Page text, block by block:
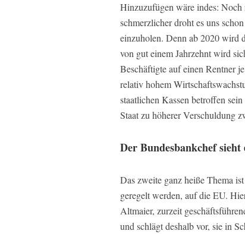
Hinzuzufügen wäre indes:
schmerzlicher droht es uns
einzuholen. Denn ab 2020 wird
von gut einem Jahrzehnt wird
Beschäftigte auf einen Rentner
relativ hohem
staatlichen Kassen betroffen
Staat zu höherer Verschuldung
Der Bundesbankchef
Das zweite ganz heiße Thema
geregelt werden, auf die EU.
Altmaier, zurzeit
und schlägt deshalb vor, sie in